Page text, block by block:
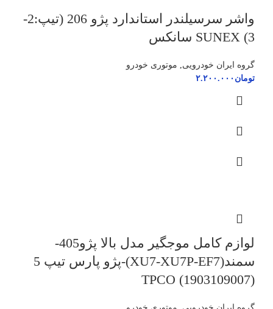
واشر سرسیلندر استاندارد پژو 206 (تیپ:2-
3) SUNEX سانکس
گروه ایران خودرویی, موتوری خودرو
تومان ۲.۲۰۰.۰۰۰
لوازم کامل موجگیر مدل بالا پژو405-
سمند(XU7-XU7P-EF7)-پژو پارس تیپ 5
TPCO (1903109007)